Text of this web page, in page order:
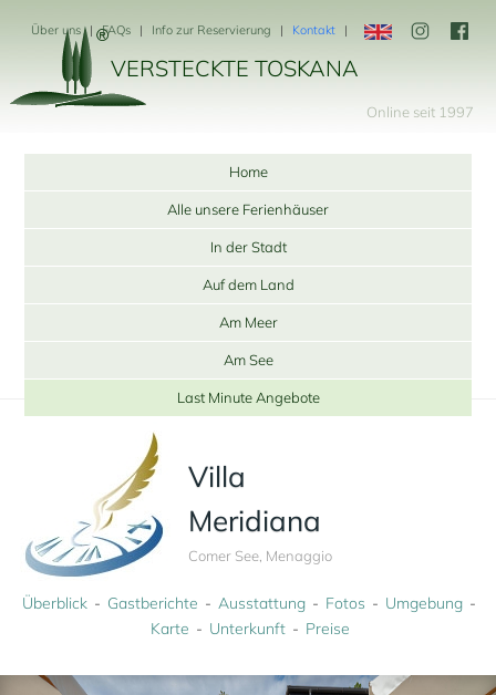
VERSTECKTE TOSKANA
Über uns FAQs Info zur Reservierung Kontakt
Online seit 1997
Home
Alle unsere Ferienhäuser
In der Stadt
Auf dem Land
Am Meer
Am See
Last Minute Angebote
Villa
Meridiana
Comer See, Menaggio
Überblick Gastberichte Ausstattung Fotos
Umgebung
Karte
Unterkunft Preise